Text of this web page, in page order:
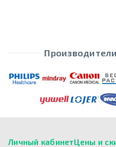
Личный кабинетЦены и